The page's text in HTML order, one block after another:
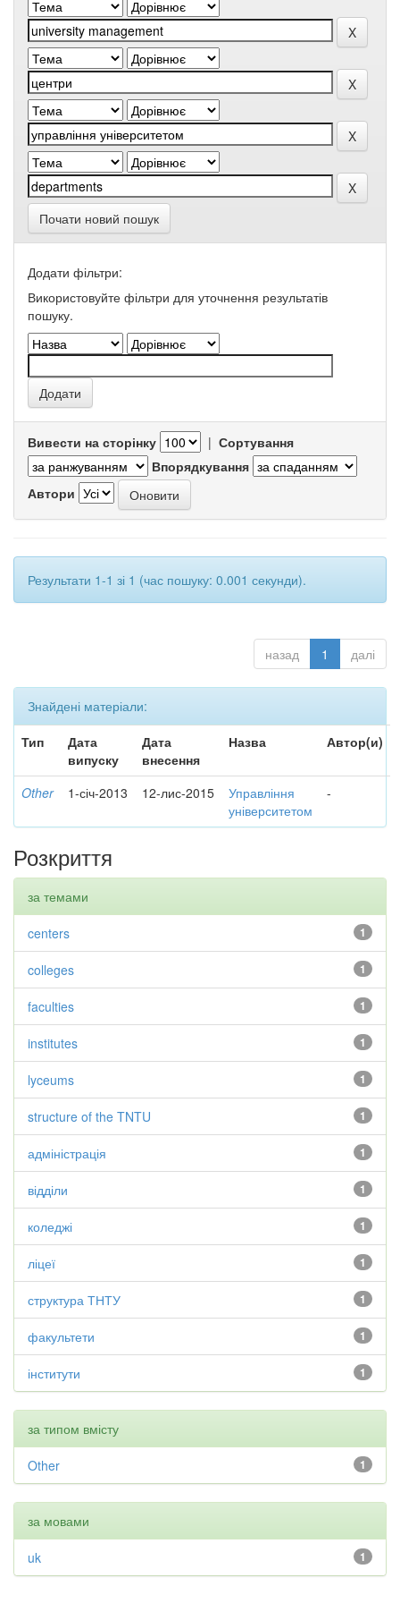
Почати новий пошук
Додати фільтри:
Використовуйте фільтри для уточнення результатів
пошуку.
Вивести на сторінку | Сортування
Впорядкування
Автори
Результати 1-1 зі 1 (час пошуку: 0.001 секунди).
назад 1 далі
Знайдені матеріали:
Тип
Дата
випуску
Дата
внесення
Назва Автор(и)
Other 1-січ-2013 12-лис-2015
Управління
університетом
-
Розкриття
за темами
1
centers
1
colleges
1
faculties
1
institutes
1
lyceums
1
structure of the TNTU
1
адміністрація
1
відділи
1
коледжі
1
ліцеї
1
структура ТНТУ
1
факультети
1
інститути
за типом вмісту
1
Other
за мовами
1
uk